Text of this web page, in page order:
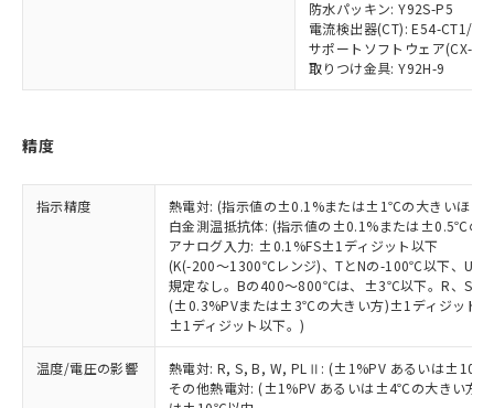
防水パッキン: Y92S-P5
電流検出器(CT): E54-CT1/
サポートソフトウェア(CX-
取りつけ金具: Y92H-9
精度
指示精度
熱電対: (指示値の±0.1%または±1℃の大きいほう
白金測温抵抗体: (指示値の±0.1%または±0.5℃の
アナログ入力: ±0.1%FS±1ディジット以下
(K(-200～1300℃レンジ)、TとNの-100℃以下、U
規定なし。Bの400～800℃は、±3℃以下。R、S
(±0.3%PVまたは±3℃の大きい方)±1ディジット
±1ディジット以下。)
温度/電圧の影響
熱電対: R, S, B, W, PLⅡ: (±1%PV あるいは±10℃
その他熱電対: (±1%PV あるいは±4℃の大きい方
在庫状況および標準価格照会結果は、
記載している更新日時点での社内デー
タに基づき作成されるものであり、閲
覧された時点での実際の在庫および標
ムロン制御機器販売店・当社販売員に
ご相談ください。
オムロン制御機器販売店や当社販売拠
点は「販売ネットワーク
」をご確認
ください。
在庫状況および標準価格結果を当社の
事前の承諾なく第三者に漏洩または開
示しないようお願いします。
マイパーツ機能（部品リスト作成サー
ビス）をご利用いただくには、I-Web
鉛(Pb) 1000ppm以下、 水銀(Hg) 1000ppm以下、 カド
六価クロム(Cr(Ⅵ)) 1000ppm以下、ポリ臭化ビフェニル
但し、RoHS指令で産業用監視および制御機器に対する
適用除外項目は除く。
フタル酸エステル類の４物質については閾値を超える意
図的な使用がないことを確認しています。
※2 対応予定月
部品在庫の切り替え状況などにより、予定
月が前後することがあります。
*中国RoHS10物質の基準値 (GB/T26572)：
イソブチル) : 1000ppm、 BBP(フタル酸ブチルベンジ
ル) : 1000ppm、
DEHP(フタル酸ビス(2-エチルヘキシル)) : 1000ppm
※2 環境保護使用期限
「ｅ」：有害物質（10物質）のすべてが基
準値以下であることを示します。
「10」：通常の使用状況下において有害物
質が外部に漏えいし、環境に深刻な影響を
（以下｢規制貨物等」という）を輸出
または国外への提供する場合は、日本
国政府の輸出許可(または役務取引許
可)を取得するなどの必要な手続きを
いよう必要な手段を講じます。
当社は貴社製品を、核兵器、ミサイ
ル、化学兵器、生物兵器またはその他
武器並びにこれらの製造装置等に一切
使用いたしません。
当社は、貴社製品を第三者に販売する
場合は、上記1、2および3の内容を当
該第三者に通知します。また当社は、
販売先および販売に係わる関係者が違
法に輸出するおそれがある場合は、取
△ 一定数には満たないが在庫あり
在庫なし(最新の在庫状況につ
いては、お客様のお取引先、ま
たはお客様担当のオムロン制御
機器販売店・当社販売員にご確
認ください)
受注生産機種、また在庫状況の